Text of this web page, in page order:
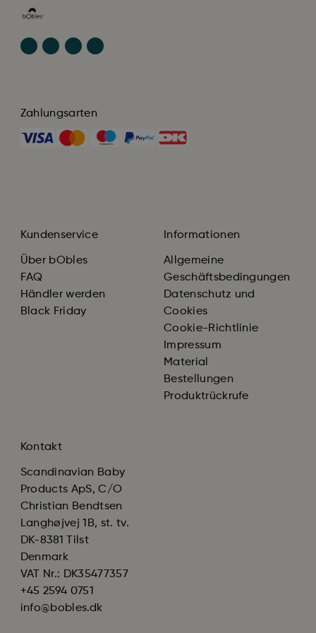
Zahlungsarten
Kundenservice
Über bObles
FAQ
Händler werden
Black Friday
Informationen
Allgemeine
Geschäftsbedingungen
Datenschutz und
Cookies
Cookie-Richtlinie
Impressum
Material
Bestellungen
Produktrückrufe
Kontakt
Scandinavian Baby
Products ApS, C/O
Christian Bendtsen
Langhøjvej 1B, st. tv.
DK-8381 Tilst
Denmark
VAT Nr.: DK35477357
+45 2594 0751
info@bobles.dk